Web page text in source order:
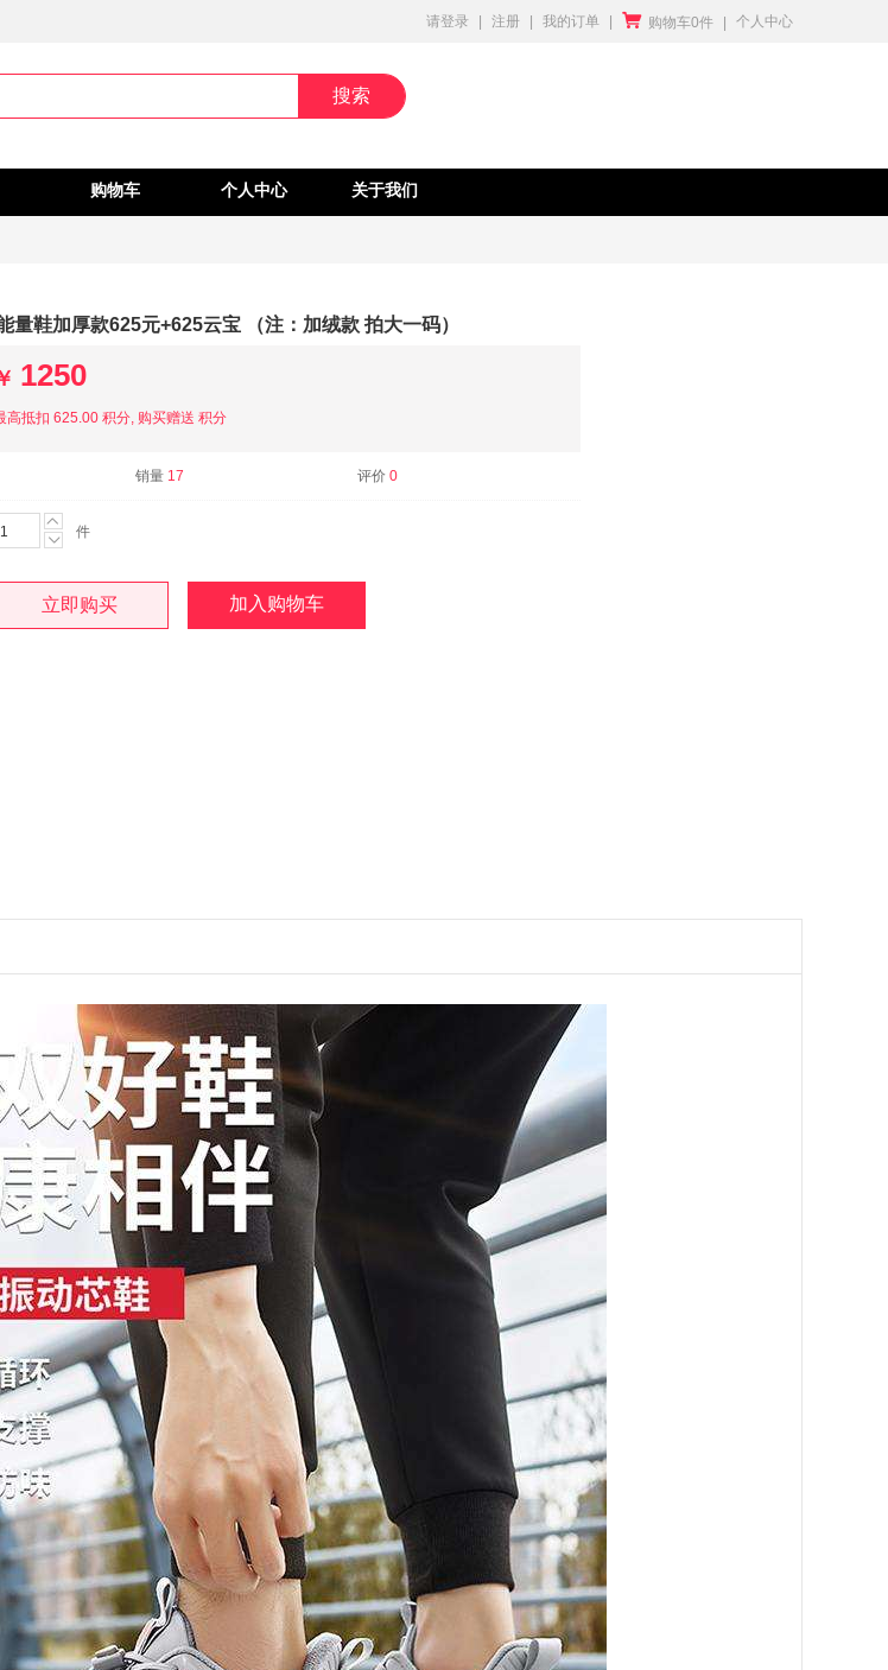
请登录 | 注册 | 我的订单 |  购物车0件 | 个人中心
搜索
购物车 个人中心 关于我们
量鞋加厚款625元+625云宝 （注：加绒款 拍大一码）
1250
高抵扣 625.00 积分, 购买赠送 积分
销量 17 评价 0


件
立即购买 加入购物车